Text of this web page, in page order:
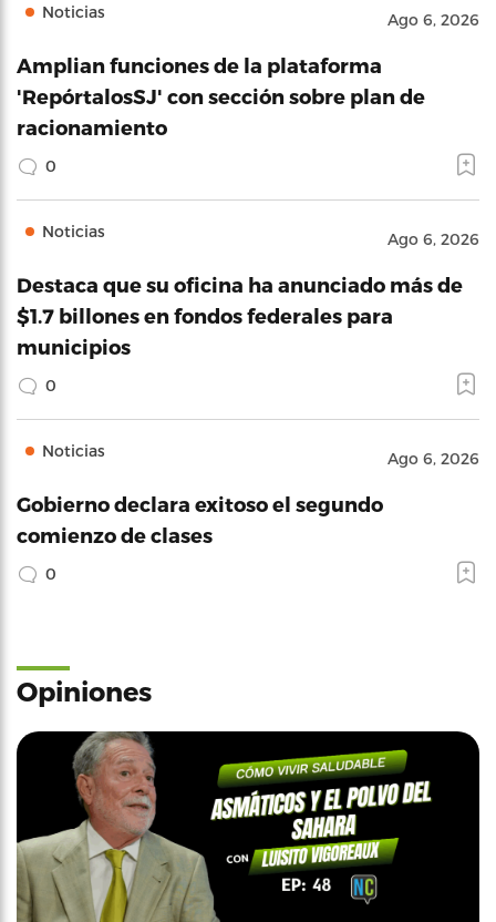
Noticias Ago 6, 2026
Amplian funciones de la plataforma
'RepórtalosSJ' con sección sobre plan de
racionamiento
0
Noticias Ago 6, 2026
Destaca que su oficina ha anunciado más de
$1.7 billones en fondos federales para
municipios
0
Noticias Ago 6, 2026
Gobierno declara exitoso el segundo
comienzo de clases
0
Opiniones